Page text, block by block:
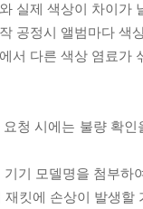
실제 색상이 차이가
공정시 앨범마다 색
서 다른 색상 염료가
청 시에는 불량 확
기 모델명을 첨부하
재킷에 손상이 발생